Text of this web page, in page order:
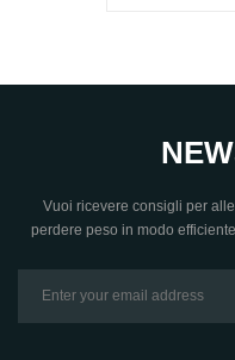
Vuoi ricevere consigli per
perdere peso in modo